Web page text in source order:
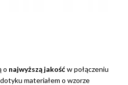
o najwyższą jakośćw połączeniu
materiałem o wzorze